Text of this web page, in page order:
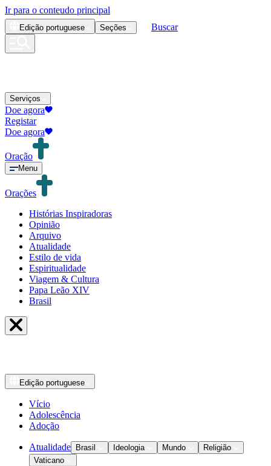
Ir para o conteudo principal
Edição portuguese Seções Buscar
Serviços
Doe agora
Registar
Doe agora
Oração
Menu
Orações
Histórias Inspiradoras
Opinião
Arquivo
Atualidade
Estilo de vida
Espiritualidade
Viagem & Cultura
Papa Leão XIV
Brasil
Edição portuguese
Vício
Adolescência
Adoção
Atualidade Brasil Ideologia Mundo
Religião
Vaticano